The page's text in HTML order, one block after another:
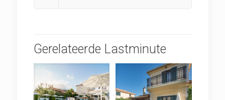
Gerelateerde Lastminute